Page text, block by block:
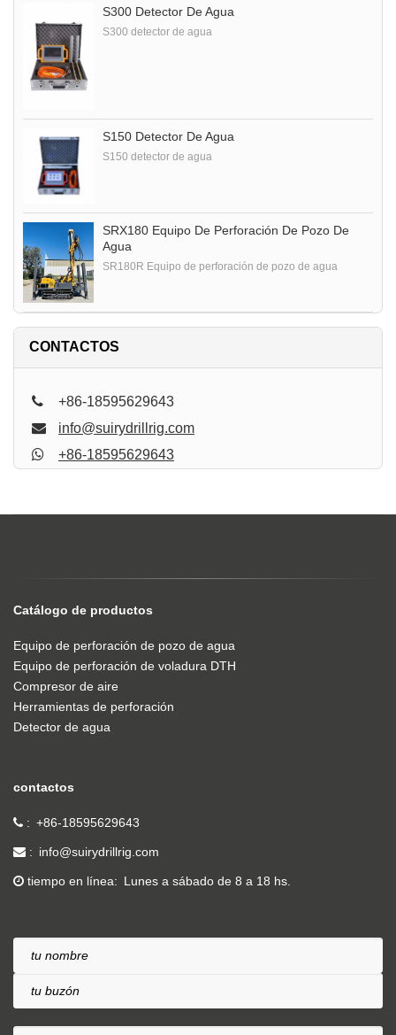
S300 Detector De Agua
S300 detector de agua
S150 Detector De Agua
S150 detector de agua
SRX180 Equipo De Perforación De Pozo De
Agua
SR180R Equipo de perforación de pozo de agua
CONTACTOS
+86-18595629643
info@suirydrillrig.com
+86-18595629643
Catálogo de productos
Equipo de perforación de pozo de agua
Equipo de perforación de voladura DTH
Compresor de aire
Herramientas de perforación
Detector de agua
contactos
+86-18595629643
info@suirydrillrig.com
tiempo en línea Lunes a sábado de 8 a 18 hs.
tu nombre
tu buzón